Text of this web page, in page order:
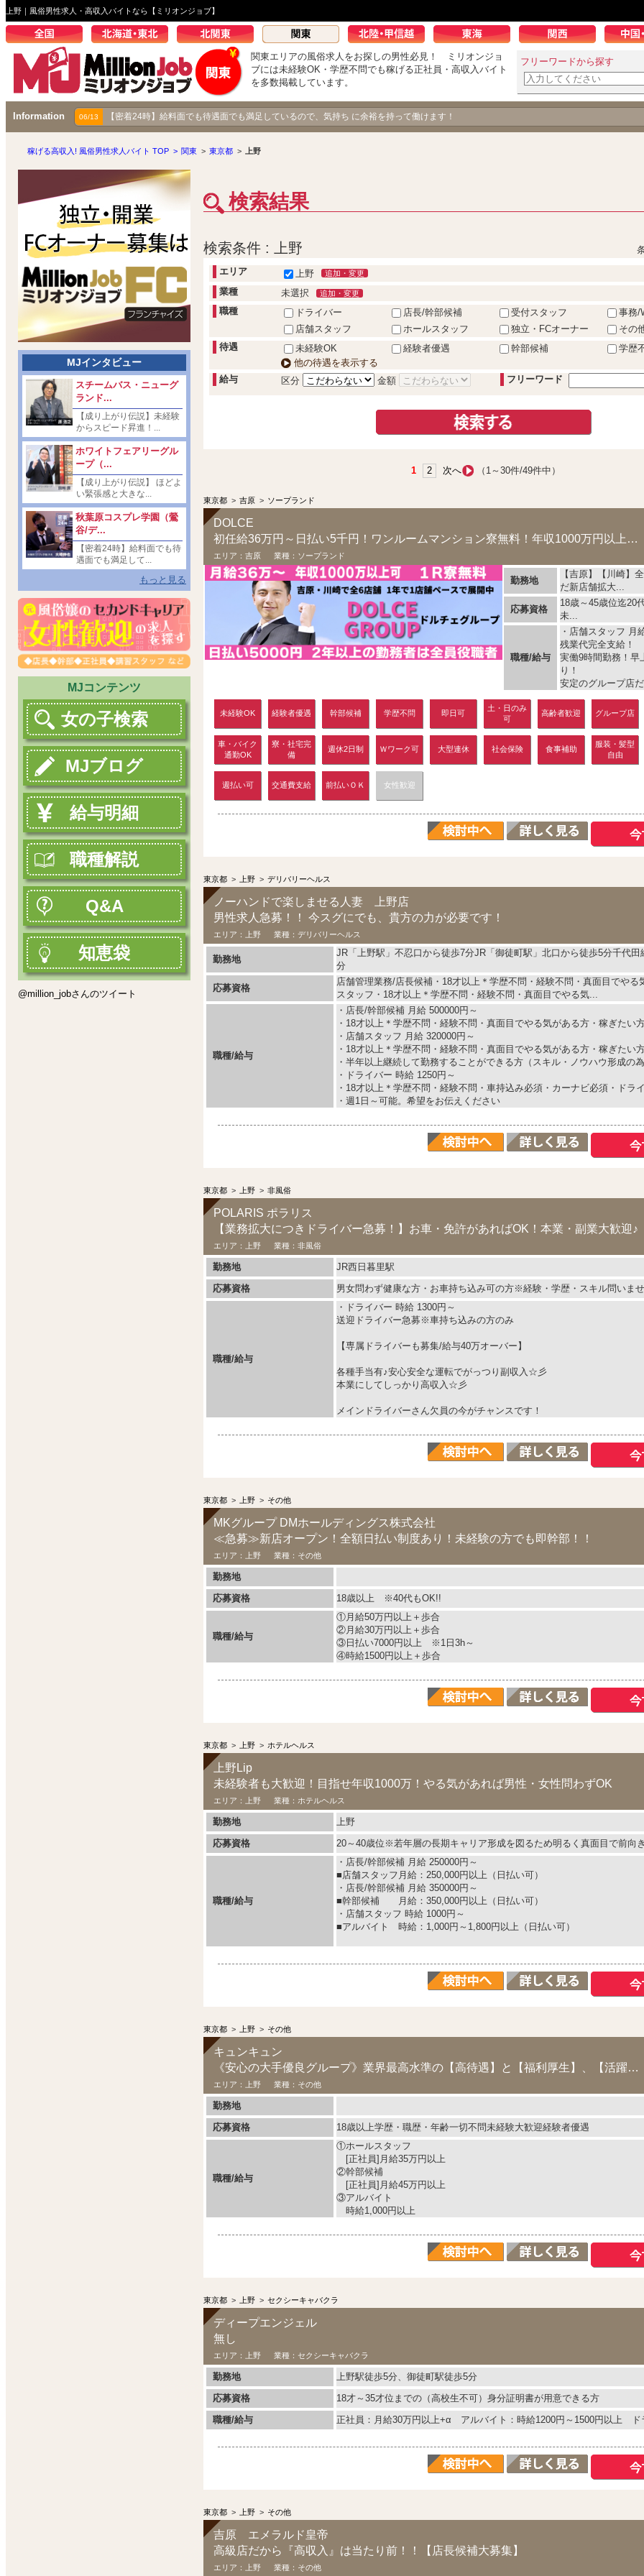
上野｜風俗男性求人・高収入バイトなら【ミリオンジョブ】
関東エリアの風俗求人をお探しの男性必見！ ミリオンジョ
ブには未経験OK・学歴不問でも稼げる正社員・高収入バイト
を多数掲載しています。
フリーワードから探す
Information 03/25 【成り上がり伝説】秋コスグループで着実に昇り続ける男の飽くなき挑戦！
06/13 【密着24時】給料面でも待遇面でも満足しているので、気持ち に余裕を持って働けます！
稼げる高収入! 風俗男性求人バイト TOP > 関東 > 東京都 > 上野
検索結果
検索条件 : 上野
エリア
上野 追加・変更
業種 未選択 追加・変更
職種 ドライバー 店長/幹部候補 受付スタッフ
事務/
店舗スタッフ
ホールスタッフ 独立・FCオーナー
その
待遇
未経験OK 経験者優遇 幹部候補
学歴
他の待遇を表示する
給与
区分 金額 フリーワード
1 2 次へ （1～30件/49件中）
東京都 > 吉原 > ソープランド
DOLCE
初任給36万円～日払い5千円！ワンルームマンション寮無料！年収1000万円以上可能！残...
エリア： 吉原 業種： ソープランド
勤務地
【吉原】【川崎】
だ新店舗拡大...
応募資格
18歳～45歳位迄20
未...
職種/給与
・店舗スタッフ 月
残業代完全支給！
実働9時間勤務！早
り！
安定のグループ店
未経験OK 経験者優遇 幹部候補 学歴不問 即日可
土・日のみ
可
高齢者歓迎 グループ店
車・バイク
通勤OK
寮・社宅完
備
週休2日制 Ｗワーク可 大型連休 社会保険 食事補助
服装・髪型
自由
週払い可 交通費支給 前払いＯＫ 女性歓迎
東京都 > 上野 > デリバリーヘルス
ノーハンドで楽しませる人妻 上野店
男性求人急募！！ 今スグにでも、貴方の力が必要です！
エリア： 上野 業種： デリバリーヘルス
勤務地
JR「上野駅」不忍口から徒歩7分JR「御徒町駅」北口から徒歩5分千代
分
応募資格
店舗管理業務/店長候補・18才以上＊学歴不問・経験不問・真面目でやる
スタッフ・18才以上＊学歴不問・経験不問・真面目でやる気...
職種/給与
・店長/幹部候補 月給 500000円～
・18才以上＊学歴不問・経験不問・真面目でやる気がある方・稼ぎたい
・店舗スタッフ 月給 320000円～
・18才以上＊学歴不問・経験不問・真面目でやる気がある方・稼ぎたい
・半年以上継続して勤務することができる方（スキル・ノウハウ形成の
・ドライバー 時給 1250円～
・18才以上＊学歴不問・経験不問・車持込み必須・カーナビ必須・ドラ
・週1日～可能。希望をお伝えください
東京都 > 上野 > 非風俗
POLARIS ポラリス
【業務拡大につきドライバー急募！】お車・免許があればOK！本業・副業大歓迎♪
エリア： 上野 業種： 非風俗
勤務地
JR西日暮里駅
応募資格
男女問わず健康な方・お車持ち込み可の方※経験・学歴・スキル問いま
職種/給与
・ドライバー 時給 1300円～
送迎ドライバー急募※車持ち込みの方のみ
【専属ドライバーも募集/給与40万オーバー】
各種手当有♪安心安全な運転でがっつり副収入☆彡
本業にしてしっかり高収入☆彡
メインドライバーさん欠員の今がチャンスです！
東京都 > 上野 > その他
MKグループ DMホールディングス株式会社
≪急募≫新店オープン！全額日払い制度あり！未経験の方でも即幹部！！
エリア： 上野 業種： その他
勤務地
応募資格
18歳以上 ※40代もOK!!
職種/給与
①月給50万円以上＋歩合
②月給30万円以上＋歩合
③日払い7000円以上 ※1日3h～
④時給1500円以上＋歩合
東京都 > 上野 > ホテルヘルス
上野Lip
未経験者も大歓迎！目指せ年収1000万！やる気があれば男性・女性問わずOK
エリア： 上野 業種： ホテルヘルス
勤務地
上野
応募資格
20～40歳位※若年層の長期キャリア形成を図るため明るく真面目で前向
職種/給与
・店長/幹部候補 月給 250000円～
■店舗スタッフ月給：250,000円以上（日払い可）
・店長/幹部候補 月給 350000円～
■幹部候補 月給：350,000円以上（日払い可）
・店舗スタッフ 時給 1000円～
■アルバイト 時給：1,000円～1,800円以上（日払い可）
東京都 > 上野 > その他
キュンキュン
《安心の大手優良グループ》業界最高水準の【高待遇】と【福利厚生】、【活躍のフィールド】...
エリア： 上野 業種： その他
勤務地
応募資格
18歳以上学歴・職歴・年齢一切不問未経験大歓迎経験者優遇
職種/給与
①ホールスタッフ
[正社員]月給35万円以上
②幹部候補
[正社員]月給45万円以上
③アルバイト
時給1,000円以上
東京都 > 上野 > セクシーキャバクラ
ディープエンジェル
無し
エリア： 上野 業種： セクシーキャバクラ
勤務地
上野駅徒歩5分、御徒町駅徒歩5分
応募資格
18才～35才位までの（高校生不可）身分証明書が用意できる方
職種/給与
正社員：月給30万円以上+α アルバイト：時給1200円～1500円以上
東京都 > 上野 > その他
吉原 エメラルド皇帝
高級店だから『高収入』は当たり前！！【店長候補大募集】
エリア： 上野 業種： その他
MJインタビュー
スチームバス・ニューグ
ランド...
【成り上がり伝説】未経験
からスピード昇進！...
ホワイトフェアリーグル
ープ（...
【成り上がり伝説】 ほどよ
い緊張感と大きな...
秋葉原コスプレ学園（鶯
谷/デ...
【密着24時】給料面でも待
遇面でも満足して...
もっと見る
MJコンテンツ
女の子検索
MJブログ
給与明細
職種解説
Q&A
知恵袋
@million_jobさんのツイート